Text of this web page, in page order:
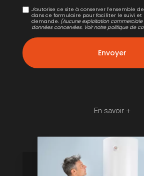
J'autorise ce site à conserver l'ensemble
dans ce formulaire pour faciliter le suivi
demande. (Aucune exploitation
données concervées. Voir notrepolitique de
En savoir +